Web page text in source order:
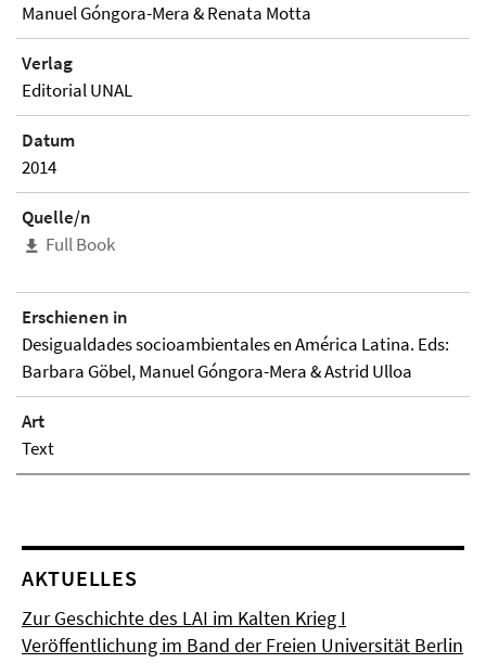
Manuel Góngora-Mera & Renata Motta
Verlag
Editorial UNAL
Datum
2014
Quelle/n
Full Book
Erschienen in
Desigualdades socioambientales en América Latina. Eds:
Barbara Göbel, Manuel Góngora-Mera & Astrid Ulloa
Art
Text
AKTUELLES
Zur Geschichte des LAI im Kalten Krieg I
Veröffentlichung im Band der Freien Universität Berlin